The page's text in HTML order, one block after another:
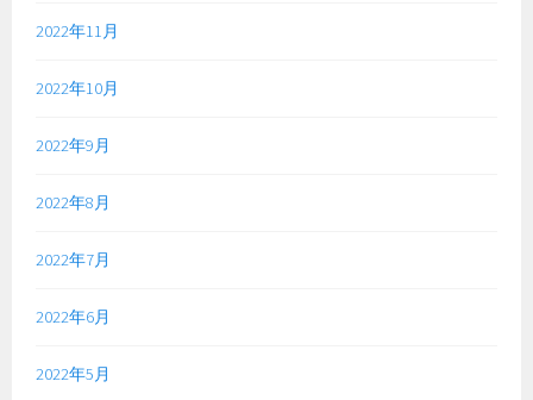
2022年11月
2022年10月
2022年9月
2022年8月
2022年7月
2022年6月
2022年5月